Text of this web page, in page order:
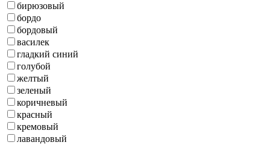
бирюзовый
бордо
бордовый
василек
гладкий синий
голубой
желтый
зеленый
коричневый
красный
кремовый
лавандовый